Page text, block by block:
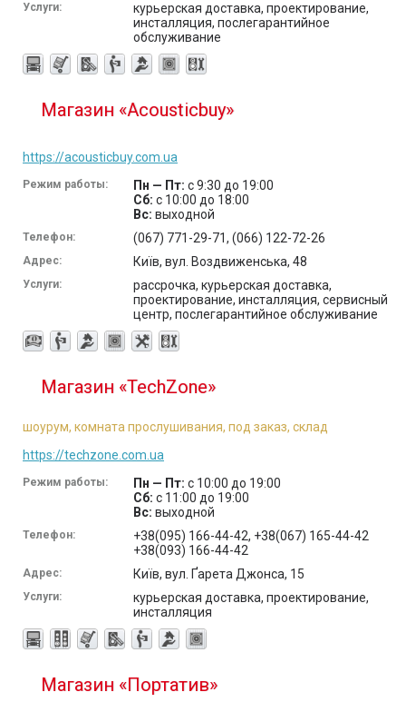
Услуги:
курьерская доставка, проектирование,
инсталляция, послегарантийное
обслуживание
Магазин «Acousticbuy»
https://acousticbuy.com.ua
Режим работы: Пн — Пт: с 9:30 до 19:00
Сб: с 10:00 до 18:00
Вс: выходной
Телефон: (067) 771-29-71, (066) 122-72-26
Адрес: Київ, вул. Воздвиженська, 48
Услуги:
рассрочка, курьерская доставка,
проектирование, инсталляция, сервисный
центр, послегарантийное обслуживание
Магазин «TechZone»
шоурум, комната прослушивания, под заказ, склад
https://techzone.com.ua
Режим работы: Пн — Пт: с 10:00 до 19:00
Сб: с 11:00 до 19:00
Вс: выходной
Телефон:
+38(095) 166-44-42, +38(067) 165-44-42
+38(093) 166-44-42
Адрес: Київ, вул. Ґарета Джонса, 15
Услуги:
курьерская доставка, проектирование,
инсталляция
Магазин «Портатив»